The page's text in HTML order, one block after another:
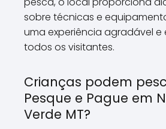
sobre técnicas e
uma experiência agradável
todos os visitantes.
Crianças podem
Pesque e Pague em
Verde MT?